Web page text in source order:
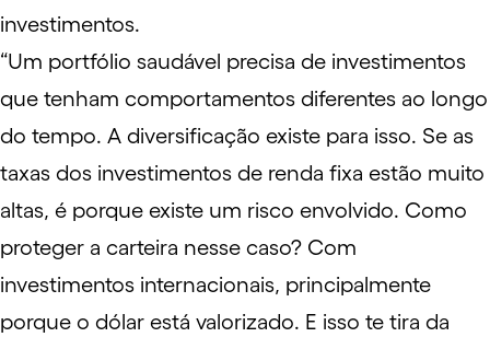
investimentos.
“Um portfólio saudável precisa de investimentos
que tenham comportamentos diferentes ao longo
do tempo. A diversificação existe para isso. Se as
taxas dos investimentos de renda fixa estão muito
altas, é porque existe um risco envolvido. Como
proteger a carteira nesse caso? Com
investimentos internacionais, principalmente
porque o dólar está valorizado. E isso te tira da